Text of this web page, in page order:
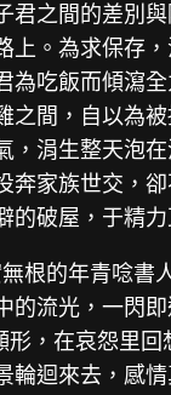
之間的差別
。為求保存
吃飯而傾瀉
間，自以為
涓生整天泡
奔家族世交，
破屋，于精
根的年青唸書
流光，一閃
形，在哀怨
輪迴來去，